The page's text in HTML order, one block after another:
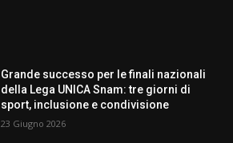
Grande successo per le finali nazionali
della Lega UNICA Snam: tre giorni di
sport, inclusione e condivisione
23 Giugno 2026